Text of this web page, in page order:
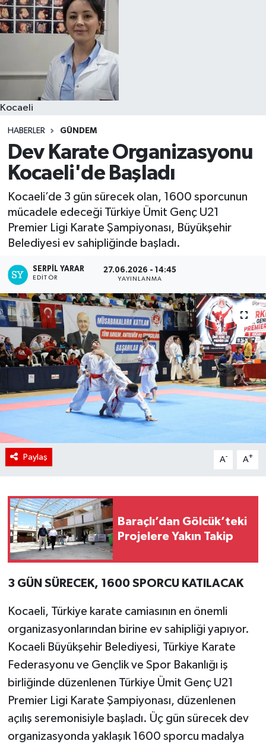
Kocaeli
HABERLER GÜNDEM
Dev Karate Organizasyonu
Kocaeli'de Başladı
Kocaeli’de 3 gün sürecek olan, 1600 sporcunun
mücadele edeceği Türkiye Ümit Genç U21
Premier Ligi Karate Şampiyonası, Büyükşehir
Belediyesi ev sahipliğinde başladı.
SERPİL YARAR
EDITÖR
27.06.2026 - 14:45
YAYINLANMA
Paylaş A- A+
Baraçlı’dan Gölcük’teki
Projelere Yakın Takip
3 GÜN SÜRECEK, 1600 SPORCU KATILACAK
Kocaeli, Türkiye karate camiasının en önemli
organizasyonlarından birine ev sahipliği yapıyor.
Kocaeli Büyükşehir Belediyesi, Türkiye Karate
Federasyonu ve Gençlik ve Spor Bakanlığı iş
birliğinde düzenlenen Türkiye Ümit Genç U21
Premier Ligi Karate Şampiyonası, düzenlenen
açılış seremonisiyle başladı. Üç gün sürecek dev
organizasyonda yaklaşık 1600 sporcu madalya